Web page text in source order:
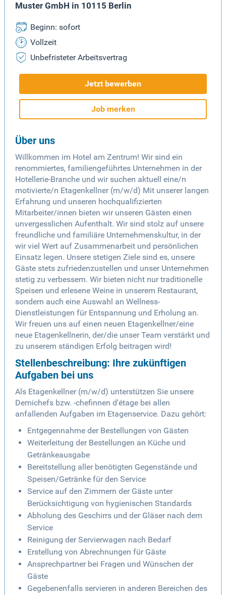
Muster GmbH in 10115 Berlin
Beginn: sofort
Vollzeit
Unbefristeter Arbeitsvertrag
Jetzt bewerben
Job merken
Über uns
Willkommen im Hotel am Zentrum! Wir sind ein
renommiertes, familiengeführtes Unternehmen in der
Hotellerie-Branche und wir suchen aktuell eine/n
motivierte/n Etagenkellner (m/w/d) Mit unserer langen
Erfahrung und unseren hochqualifizierten
Mitarbeiter/innen bieten wir unseren Gästen einen
unvergesslichen Aufenthalt. Wir sind stolz auf unsere
freundliche und familiäre Unternehmenskultur, in der
wir viel Wert auf Zusammenarbeit und persönlichen
Einsatz legen. Unsere stetigen Ziele sind es, unsere
Gäste stets zufriedenzustellen und unser Unternehmen
stetig zu verbessern. Wir bieten nicht nur traditionelle
Speisen und erlesene Weine in unserem Restaurant,
sondern auch eine Auswahl an Wellness-
Dienstleistungen für Entspannung und Erholung an.
Wir freuen uns auf einen neuen Etagenkellner/eine
neue Etagenkellnerin, der/die unser Team verstärkt und
zu unserem ständigen Erfolg beitragen wird!
Stellenbeschreibung: Ihre zukünftigen
Aufgaben bei uns
Als Etagenkellner (m/w/d) unterstützen Sie unsere
Demichefs bzw. -chefinnen d'étage bei allen
anfallenden Aufgaben im Etagenservice. Dazu gehört:
Entgegennahme der Bestellungen von Gästen
Weiterleitung der Bestellungen an Küche und
Getränkeausgabe
Bereitstellung aller benötigten Gegenstände und
Speisen/Getränke für den Service
Service auf den Zimmern der Gäste unter
Berücksichtigung von hygienischen Standards
Abholung des Geschirrs und der Gläser nach dem
Service
Reinigung der Servierwagen nach Bedarf
Erstellung von Abrechnungen für Gäste
Ansprechpartner bei Fragen und Wünschen der
Gäste
Gegebenenfalls servieren in anderen Bereichen des